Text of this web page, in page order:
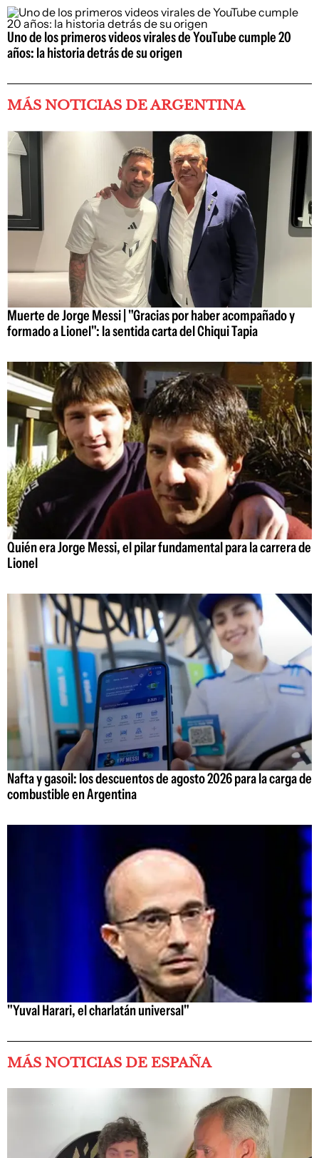
Uno de los primeros videos virales de YouTube cumple 20
años: la historia detrás de su origen
MÁS NOTICIAS DE ARGENTINA
Muerte de Jorge Messi | "Gracias por haber acompañado y
formado a Lionel": la sentida carta del Chiqui Tapia
Quién era Jorge Messi, el pilar fundamental para la carrera de
Lionel
Nafta y gasoil: los descuentos de agosto 2026 para la carga de
combustible en Argentina
"Yuval Harari, el charlatán universal"
MÁS NOTICIAS DE ESPAÑA